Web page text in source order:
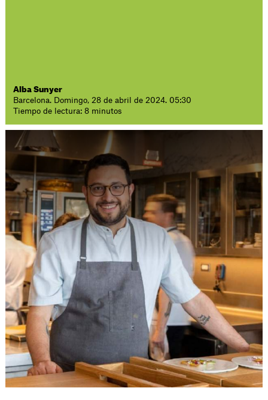
Alba Sunyer
Barcelona. Domingo, 28 de abril de 2024. 05:30
Tiempo de lectura: 8 minutos